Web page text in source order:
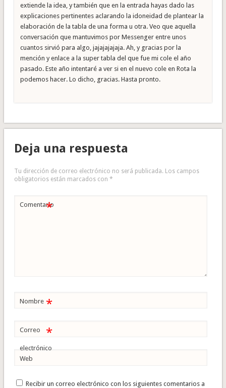
extiende la idea, y también que en la entrada hayas dado las
explicaciones pertinentes aclarando la idoneidad de plantear la
elaboración de la tabla de una forma u otra. Veo que aquella
conversación que mantuvimos por Messenger entre unos
cuantos sirvió para algo, jajajajajaja. Ah, y gracias por la
mención y enlace a la super tabla del que fue mi cole el año
pasado. Este año intentaré a ver si en el nuevo cole en Rota la
podemos hacer. Lo dicho, gracias. Hasta pronto.
Deja una respuesta
Tu dirección de correo electrónico no será publicada. Los campos
obligatorios están marcados con *
Comentario
*
Nombre *
Correo
electrónico
*
Web
Recibir un correo electrónico con los siguientes comentarios a